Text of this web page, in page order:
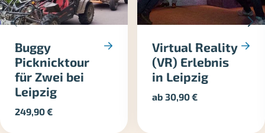
Buggy
Picknicktour
für Zwei bei
Leipzig
249,90€
Virtual Reality
(VR) Erlebnis
in Leipzig
ab30,90€